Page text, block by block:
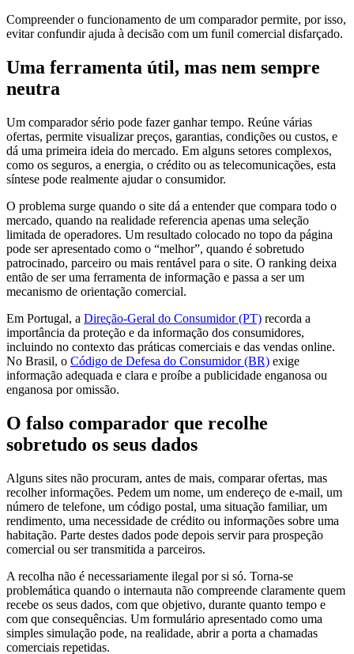
Compreender o funcionamento de um comparador permite, por isso,
evitar confundir ajuda à decisão com um funil comercial disfarçado.
Uma ferramenta útil, mas nem sempre
neutra
Um comparador sério pode fazer ganhar tempo. Reúne várias
ofertas, permite visualizar preços, garantias, condições ou custos, e
dá uma primeira ideia do mercado. Em alguns setores complexos,
como os seguros, a energia, o crédito ou as telecomunicações, esta
síntese pode realmente ajudar o consumidor.
O problema surge quando o site dá a entender que compara todo o
mercado, quando na realidade referencia apenas uma seleção
limitada de operadores. Um resultado colocado no topo da página
pode ser apresentado como o “melhor”, quando é sobretudo
patrocinado, parceiro ou mais rentável para o site. O ranking deixa
então de ser uma ferramenta de informação e passa a ser um
mecanismo de orientação comercial.
Em Portugal, a Direção-Geral do Consumidor (PT) recorda a
importância da proteção e da informação dos consumidores,
incluindo no contexto das práticas comerciais e das vendas online.
No Brasil, o Código de Defesa do Consumidor (BR) exige
informação adequada e clara e proíbe a publicidade enganosa ou
enganosa por omissão.
O falso comparador que recolhe
sobretudo os seus dados
Alguns sites não procuram, antes de mais, comparar ofertas, mas
recolher informações. Pedem um nome, um endereço de e-mail, um
número de telefone, um código postal, uma situação familiar, um
rendimento, uma necessidade de crédito ou informações sobre uma
habitação. Parte destes dados pode depois servir para prospeção
comercial ou ser transmitida a parceiros.
A recolha não é necessariamente ilegal por si só. Torna-se
problemática quando o internauta não compreende claramente quem
recebe os seus dados, com que objetivo, durante quanto tempo e
com que consequências. Um formulário apresentado como uma
simples simulação pode, na realidade, abrir a porta a chamadas
comerciais repetidas.